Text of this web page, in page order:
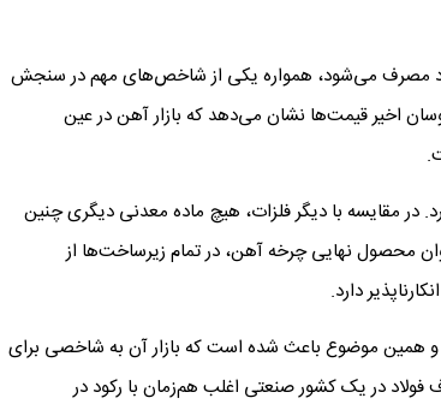
مصرف می‌شود، همواره یکی از شاخص‌های مهم در سنجش
اخیر قیمت‌ها نشان می‌دهد که بازار آهن در عین
مقایسه با دیگر فلزات، هیچ ماده معدنی دیگری چنین
محصول نهایی چرخه آهن، در تمام زیرساخت‌ها از
دارد.
و همین موضوع باعث شده است که بازار آن به شاخصی برای
در یک کشور صنعتی اغلب هم‌زمان با رکود در